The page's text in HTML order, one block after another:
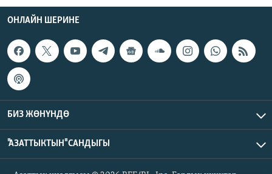
ОНЛАЙН ШЕРИНЕ
БИЗ ЖӨНҮНДӨ
"АЗАТТЫКТЫН" САНДЫГЫ